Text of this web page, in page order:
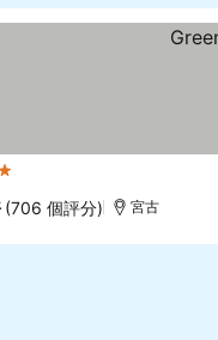
(706 個評分) 宮古